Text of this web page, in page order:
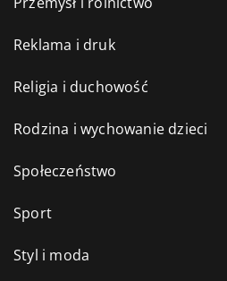
Reklama i druk
Religia i duchowość
Rodzina i wychowanie dzieci
Społeczeństwo
Sport
Styl i moda